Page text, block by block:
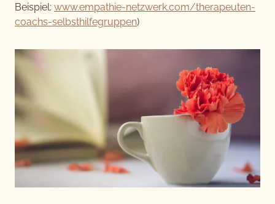
Beispiel: www.empathie-netzwerk.com/therapeuten-
coachs-selbsthilfegruppen)